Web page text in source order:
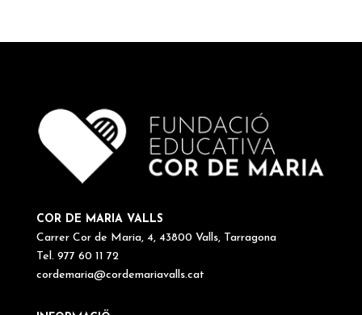
COR DE MARIA VALLS
Carrer Cor de Maria, 4, 43800 Valls, Tarragona
Tel. 977 60 11 72
cordemaria@cordemariavalls.cat